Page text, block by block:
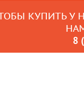
КУПИТЬ У
8